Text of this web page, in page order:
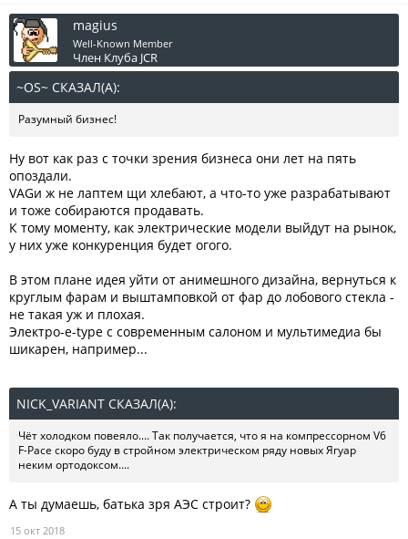
magius
Well-Known Member
Член Клуба JCR
~OS~ СКАЗАЛ(А):
Разумный бизнес!
Ну вот как раз с точки зрения бизнеса они лет на пять
опоздали.
VAGи ж не лаптем щи хлебают, а что-то уже разрабатывают
и тоже собираются продавать.
К тому моменту, как электрические модели выйдут на рынок,
у них уже конкуренция будет огого.
В этом плане идея уйти от анимешного дизайна, вернуться к
круглым фарам и выштамповкой от фар до лобового стекла -
не такая уж и плохая.
Электро-e-type с современным салоном и мультимедиа бы
шикарен, например...
NICK_VARIANT СКАЗАЛ(А):
Чёт холодком повеяло.... Так получается, что я на компрессорном V6
F-Pace скоро буду в стройном электрическом ряду новых Ягуар
неким ортодоксом....
А ты думаешь, батька зря АЭС строит?
15 окт 2018